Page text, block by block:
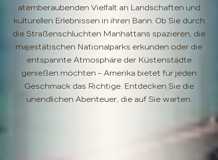
atemberaubenden Vielfalt an Landschaften und
kulturellen Erlebnissen in ihren Bann. Ob Sie durch
die Straßenschluchten Manhattans spazieren, die
majestätischen Nationalparks erkunden oder die
entspannte Atmosphäre der Küstenstädte
genießen möchten – Amerika bietet für jeden
Geschmack das Richtige. Entdecken Sie die
unendlichen Abenteuer, die auf Sie warten.